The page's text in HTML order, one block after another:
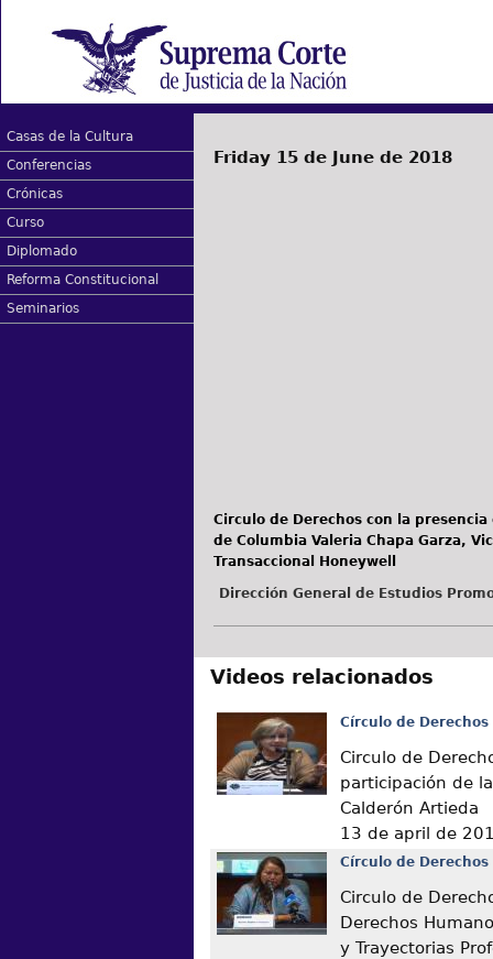
Casas de la Cultura
Conferencias
Crónicas
Curso
Diplomado
Reforma Constitucional
Seminarios
Friday 15 de June de 2018
Circulo de Derechos con la
de Columbia Valeria Chapa Garza,
Transaccional Honeywell
Dirección General de Estudios
Videos relacionados
Círculo de Derechos
Circulo de
participación de
Calderón Artieda
13 de april de
Círculo de Derechos
Circulo de
Derechos
y Trayectorias